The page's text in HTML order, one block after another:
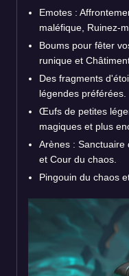
Emotes :
maléfique, Ruinez-
Boums pour fêter
runique et
Des fragments
légendes préférées.
Œufs de petites
magiques et plus
Arènes :
et Cour du chaos.
Pingouin du chaos